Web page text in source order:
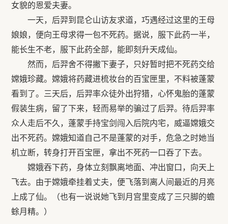
女貌的恩爱夫妻。
一天，后羿到昆仑山访友求道，巧遇经过这里的王母
娘娘，便向王母求得一包不死药。据说，服下此药一半，
能长生不老，服下此药全部，能即刻升天成仙。
然而，后羿舍不得撇下妻子，只好暂时把不死药交给
嫦娥珍藏。嫦娥将药藏进梳妆台的百宝匣里，不料被蓬蒙
看到了。三天后，后羿率众徒外出狩猎，心怀鬼胎的蓬蒙
假装生病，留了下来，轻而易举的骗过了后羿。待后羿率
众人走后不久，蓬蒙手持宝剑闯入后院内宅，威逼嫦娥交
出不死药。嫦娥知道自己不是蓬蒙的对手，危急之时她当
机立断，转身打开百宝匣，拿出不死药一口吞了下去。
嫦娥吞下药，身体立刻飘离地面、冲出窗口，向天上
飞去。由于嫦娥牵挂着丈夫，便飞落到离人间最近的月亮
上成了仙。（也有一说说她飞到月宫里变成了三只脚的蟾
蜍月精。）